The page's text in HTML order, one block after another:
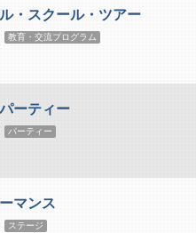
・スクール・ツアー
教育・交流プログラム
ーティー
パーティー
マンス
ステージ